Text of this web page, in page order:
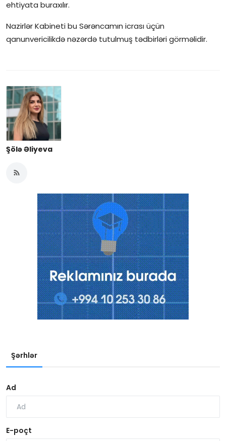
ehtiyata buraxılır.
Nazirlər Kabineti bu Sərəncamın icrası üçün
qanunvericilikdə nəzərdə tutulmuş tədbirləri görməlidir.
Şölə Əliyeva
Şərhlər
Ad
E-poçt